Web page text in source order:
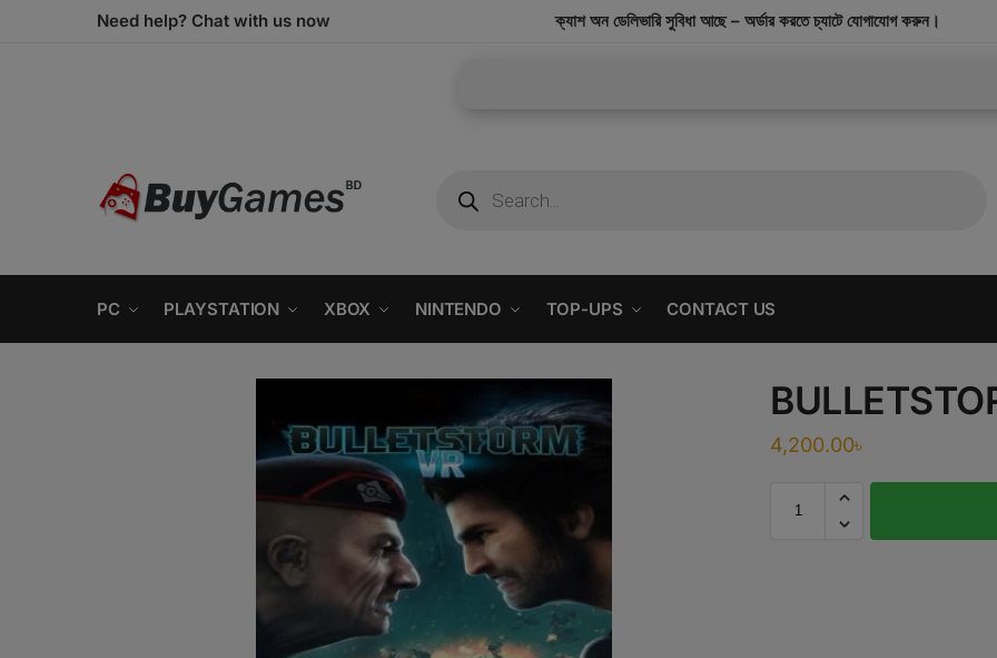
Need help? Chat with us now ক্যাশ অন ডেলিভারি সুবিধা আছে – অর্ডার করতে চ্যাটে যোগাযোগ করুন।
PC PLAYSTATION XBOX NINTENDO TOP-UPS CONTACT US
4,200.00৳
modal-check